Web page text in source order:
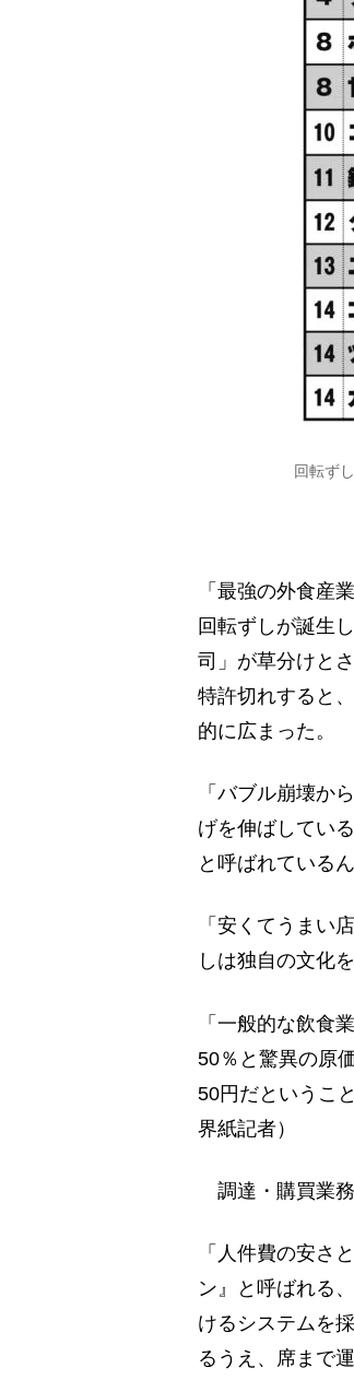
回転ず
「最強の外食産
回転ずしが誕生
司」が草分けと
特許切れすると
的に広まった。
「バブル崩壊か
げを伸ばしてい
と呼ばれている
「安くてうまい
しは独自の文化
「一般的な飲食
50％と驚異の原
50円だというこ
界紙記者）
調達・購買業務
「人件費の安さ
ン』と呼ばれる
けるシステムを
るうえ、席まで